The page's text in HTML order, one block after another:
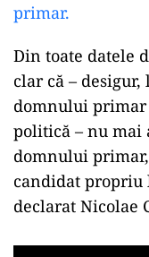
primar.
Din toate datele
clar că –
domnului
politică – nu
domnului
candidat propriu
declarat Nicolae